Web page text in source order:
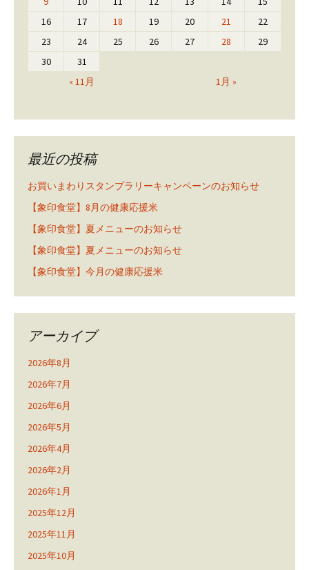
« 11月 1月 »
16
17 18 19 20 21
22
23
24 25 26 27 28
29
30
31
最近の投稿
お買いまわりスタンプラリーキャンペーンのお知らせ
【象印食堂】8月の健康応援米
【象印食堂】夏メニューのお知らせ
【象印食堂】夏メニューのお知らせ
【象印食堂】今月の健康応援米
アーカイブ
2026年8月
2026年7月
2026年6月
2026年5月
2026年4月
2026年2月
2026年1月
2025年12月
2025年11月
2025年10月